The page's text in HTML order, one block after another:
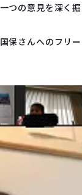
つの意見を深く掘
保さんへのフリー